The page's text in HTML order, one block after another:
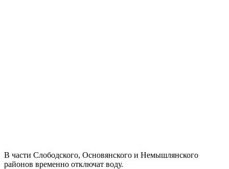
В части Слободского, Основянского и Немышлянского
районов временно отключат воду.